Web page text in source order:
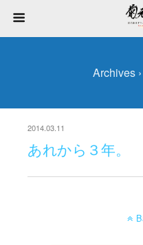
Archives
2014.03.11
あれから３年。